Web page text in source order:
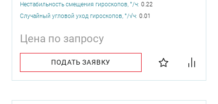
Нестабильность смещения гироскопов, °/ч: 0.22
Случайный угловой уход гироскопов, °/√ч: 0.01
Цена по запросу
ПОДАТЬ ЗАЯВКУ